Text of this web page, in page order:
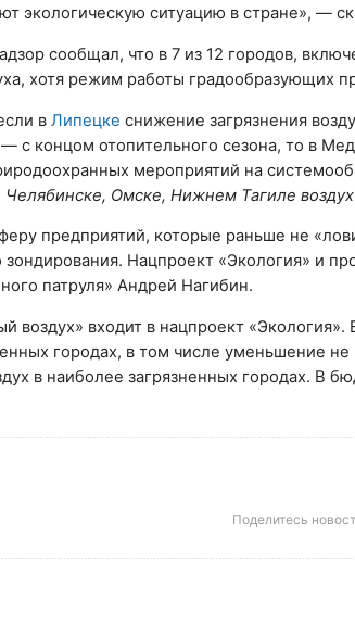
экологическую ситуацию в стране», —
сообщал, что в 7 из 12 городов,
хотя режим работы градообразующих
в Липецке снижение загрязнения
— с концом отопительного сезона, то в
мероприятий на
Омске, Нижнем Тагиле
предприятий, которые раньше не
Нацпроект «Экология» и
патруля» Андрей Нагибин.
воздух» входит в нацпроект
городах, в том числе уменьшение
в наиболее загрязненных городах. В
Поделитесь